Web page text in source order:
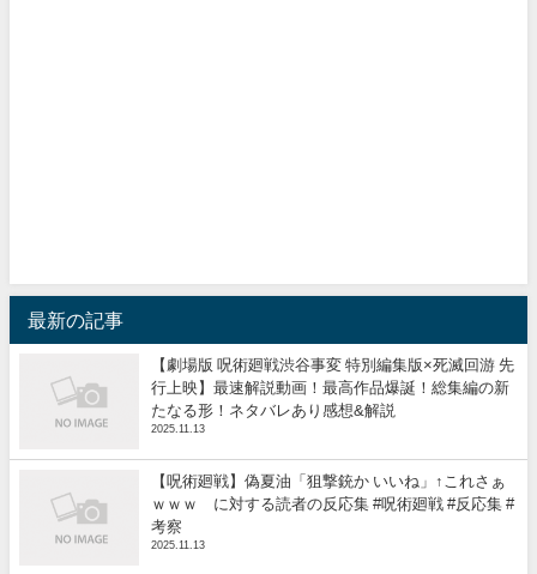
最新の記事
【劇場版 呪術廻戦渋谷事変 特別編集版×死滅回游 先
行上映】最速解説動画！最高作品爆誕！総集編の新
たなる形！ネタバレあり感想&解説
2025.11.13
【呪術廻戦】偽夏油「狙撃銃か いいね」↑これさぁ
ｗｗｗ に対する読者の反応集 #呪術廻戦 #反応集 #
考察
2025.11.13